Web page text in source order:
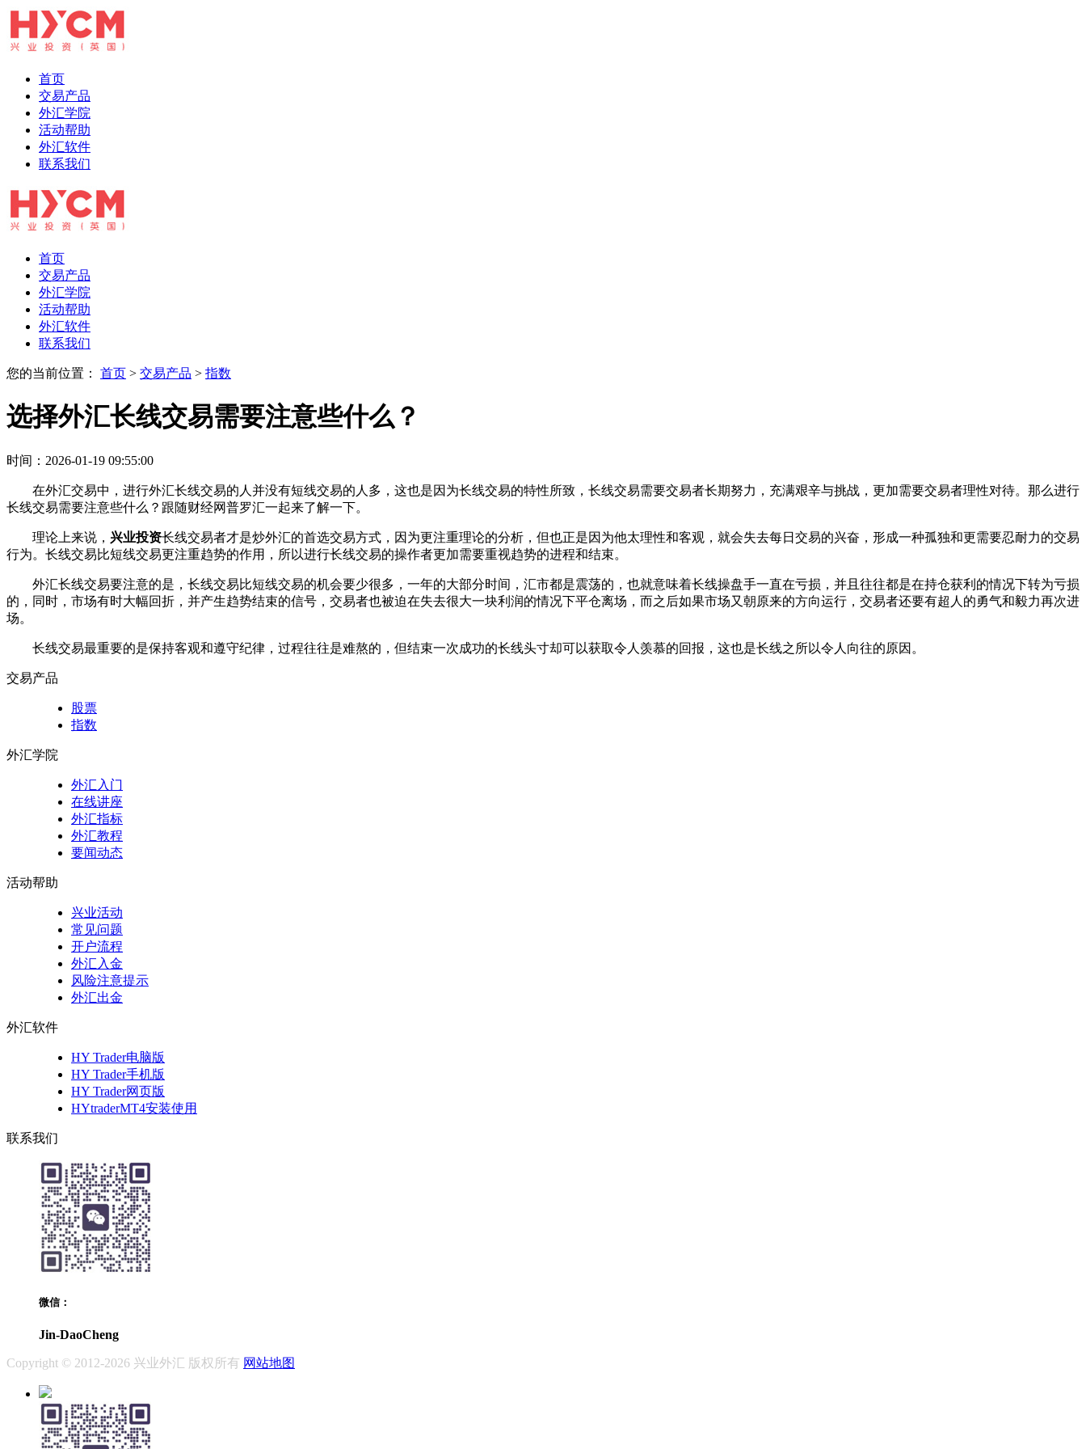
首页
交易产品
外汇学院
活动帮助
外汇软件
联系我们
首页
交易产品
外汇学院
活动帮助
外汇软件
联系我们
您的当前位置： 首页 > 交易产品 > 指数
选择外汇长线交易需要注意些什么？
时间：2026-01-19 09:55:00
在外汇交易中，进行外汇长线交易的人并没有短线交易的人多，这也是因为长线交易的特性所致，长线交易需要交易者长期努力，充满艰辛与挑战，更加需要交易者理性对待。那么进行
长线交易需要注意些什么？跟随财经网普罗汇一起来了解一下。
理论上来说， 兴业投资长线交易者才是炒外汇的首选交易方式，因为更注重理论的分析，但也正是因为他太理性和客观，就会失去每日交易的兴奋，形成一种孤独和更需要忍耐力的交易
行为。长线交易比短线交易更注重趋势的作用，所以进行长线交易的操作者更加需要重视趋势的进程和结束。
外汇长线交易要注意的是，长线交易比短线交易的机会要少很多，一年的大部分时间，汇市都是震荡的，也就意味着长线操盘手一直在亏损，并且往往都是在持仓获利的情况下转为亏损
的，同时，市场有时大幅回折，并产生趋势结束的信号，交易者也被迫在失去很大一块利润的情况下平仓离场，而之后如果市场又朝原来的方向运行，交易者还要有超人的勇气和毅力再次进
场。
长线交易最重要的是保持客观和遵守纪律，过程往往是难熬的，但结束一次成功的长线头寸却可以获取令人羡慕的回报，这也是长线之所以令人向往的原因。
交易产品
股票
指数
外汇学院
外汇入门
在线讲座
外汇指标
外汇教程
要闻动态
活动帮助
兴业活动
常见问题
开户流程
外汇入金
风险注意提示
外汇出金
外汇软件
HY Trader电脑版
HY Trader手机版
HY Trader网页版
HYtraderMT4安装使用
联系我们
微信：
Jin-DaoCheng
Copyright © 2012-2026 兴业外汇 版权所有 网站地图